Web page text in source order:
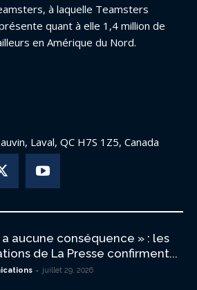
à laquelle Teamsters
quant à elle 1,4 million de
en Amérique du Nord.
Laval, QC H7S 1Z5, Canada
a aucune conséquence » : les
de La Presse confirment...
- juillet 29, 2026